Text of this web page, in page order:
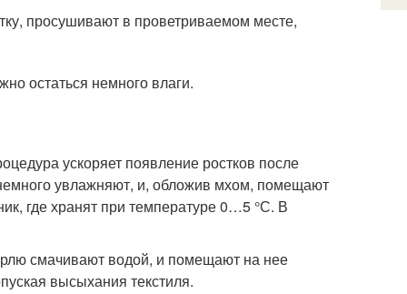
просушивают в проветриваемом месте,
остаться немного влаги.
ускоряет появление ростков после
увлажняют, и, обложив мхом, помещают
где хранят при температуре 0…5 °С. В
смачивают водой, и помещают на нее
высыхания текстиля.